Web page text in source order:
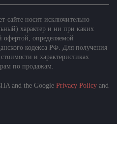
сайте носит исключительно
характер и ни при каких
офертой, определяемой
кодекса РФ. Для получения
и характеристиках
по продажам.
and the Google Privacy Policy and